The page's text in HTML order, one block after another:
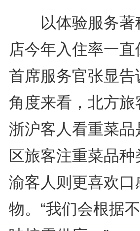
以体验服务著
店今年入住率一
首席服务官张显
角度来看，北方
浙沪客人看重菜
区旅客注重菜品
渝客人则更喜欢口
物。“我们会根据